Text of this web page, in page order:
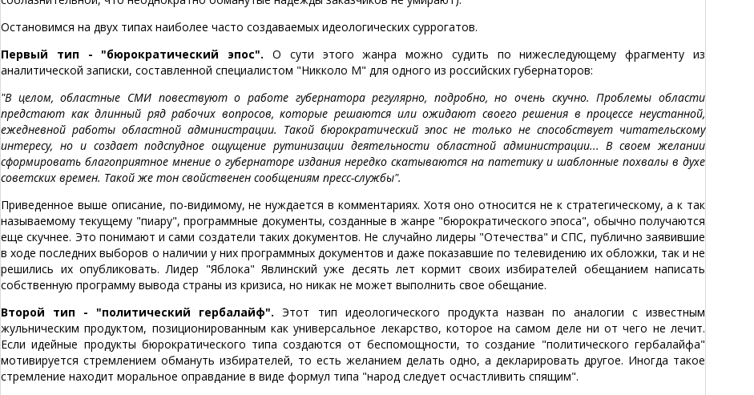
Остановимся на двух типах наиболее часто создаваемых идеологических суррогатов.
Первый тип - "бюрократический эпос". О сути этого жанра можно судить по нижеследующему фрагменту из
аналитической записки, составленной специалистом "Никколо М" для одного из российских губернаторов:
"В целом, областные СМИ повествуют о работе губернатора регулярно, подробно, но очень скучно. Проблемы области
предстают как длинный ряд рабочих вопросов, которые решаются или ожидают своего решения в процессе неустанной,
ежедневной работы областной администрации. Такой бюрократический эпос не только не способствует читательскому
интересу, но и создает подспудное ощущение рутинизации деятельности областной администрации... В своем желании
сформировать благоприятное мнение о губернаторе издания нередко скатываются на патетику и шаблонные похвалы в духе
советских времен. Такой же тон свойственен сообщениям пресс-службы".
Приведенное выше описание, по-видимому, не нуждается в комментариях. Хотя оно относится не к стратегическому, а к так
называемому текущему "пиару", программные документы, созданные в жанре "бюрократического эпоса", обычно получаются
еще скучнее. Это понимают и сами создатели таких документов. Не случайно лидеры "Отечества" и СПС, публично заявившие
в ходе последних выборов о наличии у них программных документов и даже показавшие по телевидению их обложки, так и не
решились их опубликовать. Лидер "Яблока" Явлинский уже десять лет кормит своих избирателей обещанием написать
собственную программу вывода страны из кризиса, но никак не может выполнить свое обещание.
Второй тип - "политический гербалайф". Этот тип идеологического продукта назван по аналогии с известным
жульническим продуктом, позиционированным как универсальное лекарство, которое на самом деле ни от чего не лечит.
Если идейные продукты бюрократического типа создаются от беспомощности, то создание "политического гербалайфа"
мотивируется стремлением обмануть избирателей, то есть желанием делать одно, а декларировать другое. Иногда такое
стремление находит моральное оправдание в виде формул типа "народ следует осчастливить спящим".